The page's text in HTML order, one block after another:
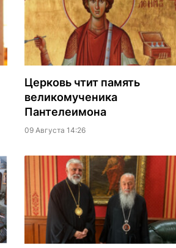
Церковь чтит память
великомученика
Пантелеимона
09 Августа 14:26